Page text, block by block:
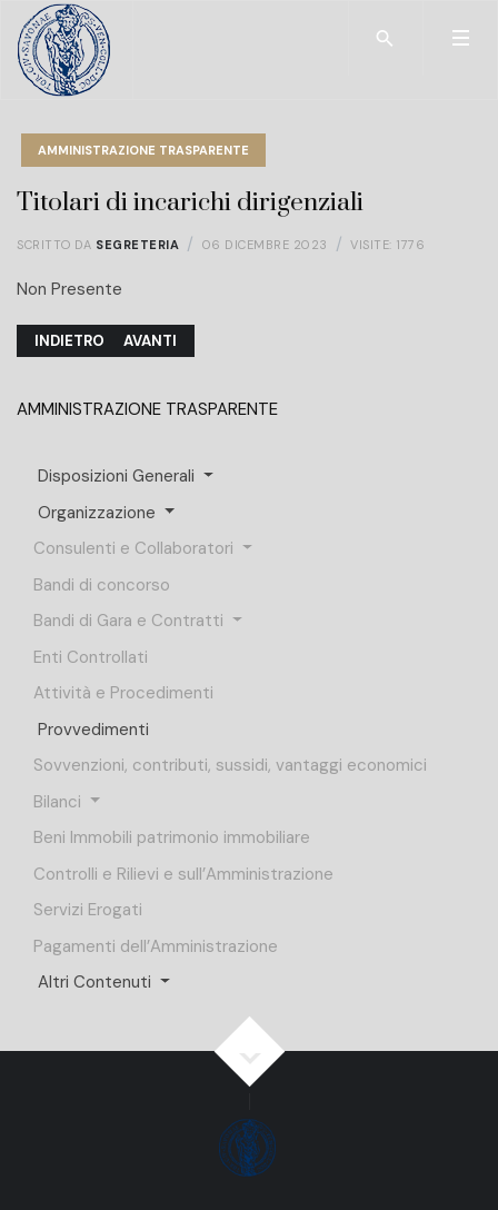
AMMINISTRAZIONE TRASPARENTE
Titolari di incarichi dirigenziali
SCRITTO DA SEGRETERIA 06 DICEMBRE 2023 VISITE: 1776
Non Presente
ARTICOLO PRECEDENTE: TITOLARI DI INCARICHI DIRIGENZIALI
INDIETRO ARTICOLO SUCCESSIVO: DOTAZIONE ORGANICA
AVANTI
AMMINISTRAZIONE TRASPARENTE
Disposizioni Generali
Organizzazione
Consulenti e Collaboratori
Bandi di concorso
Bandi di Gara e Contratti
Enti Controllati
Attività e Procedimenti
Provvedimenti
Sovvenzioni, contributi, sussidi, vantaggi economici
Bilanci
Beni Immobili patrimonio immobiliare
Controlli e Rilievi e sull’Amministrazione
Servizi Erogati
Pagamenti dell’Amministrazione
Altri Contenuti